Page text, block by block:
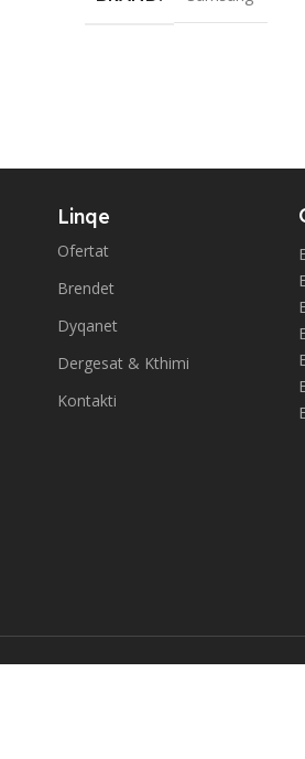
Linqe
Ofertat
Brendet
Dyqanet
Dergesat & Kthimi
Kontakti